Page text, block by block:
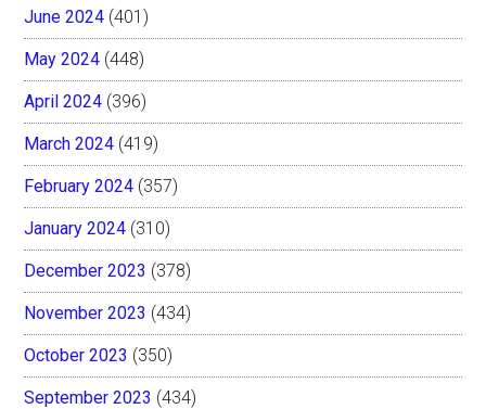
June 2024 (401)
May 2024 (448)
April 2024 (396)
March 2024 (419)
February 2024 (357)
January 2024 (310)
December 2023 (378)
November 2023 (434)
October 2023 (350)
September 2023 (434)